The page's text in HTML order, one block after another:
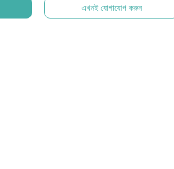
এখনই যোগাযোগ করুন